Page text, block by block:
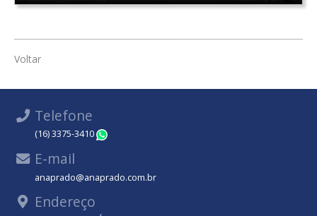
Voltar
Telefone
(16) 3375-3410
E-mail
anaprado@anaprado.com.br
Endereço